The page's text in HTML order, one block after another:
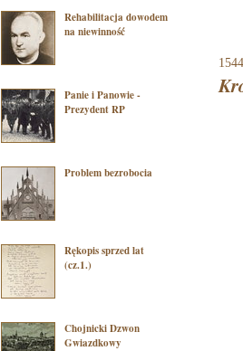
Rehabilitacja dowodem
na niewinność
Panie i Panowie -
Prezydent RP
Problem bezrobocia
Rękopis sprzed lat
(cz.1.)
Chojnicki Dzwon
Gwiazdkowy
1544